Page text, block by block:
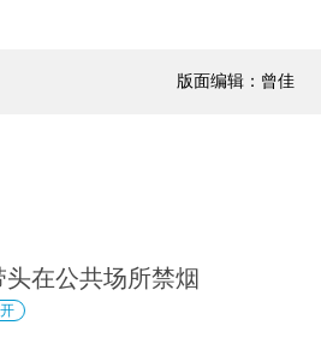
版面编辑：曾佳
在公共场所禁烟